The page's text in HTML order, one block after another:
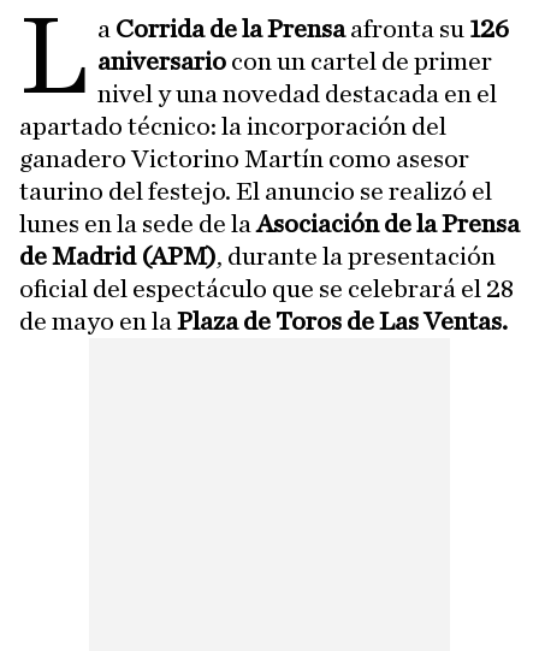
L a Corrida de la Prensaafronta su 126
aniversario con un cartel de primer
nivel y una novedad destacada en el
apartado técnico: la incorporación del
ganadero Victorino Martín como asesor
taurino del festejo. El anuncio se realizó el
lunes en la sede de laAsociación de la Prensa
de Madrid (APM), durante la presentación
oficial del espectáculo que se celebrará el 28
de mayo en la Plaza de Toros de Las Ventas.